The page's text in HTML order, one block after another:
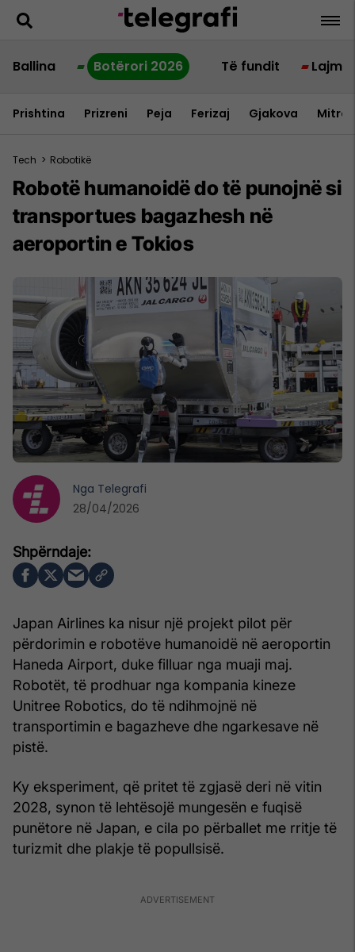
Ballina Botërori 2026 Të fundit Lajme
Prishtina Prizreni Peja Ferizaj Gjakova
Tech > Robotikë
Robotë humanoidë do të punojnë si
transportues bagazhesh në
aeroportin e Tokios
Japan Airlines ka nisur një projekt pilot për
përdorimin e robotëve humanoidë në aeroportin
Haneda Airport, duke filluar nga muaji maj.
Robotët, të prodhuar nga kompania kineze
Unitree Robotics, do të ndihmojnë në
transportimin e bagazheve dhe ngarkesave në
pistë.
Ky eksperiment, që pritet të zgjasë deri në vitin
2028, synon të lehtësojë mungesën e fuqisë
punëtore në Japan, e cila po përballet me rritje të
turizmit dhe plakje të popullsisë.
Nga Telegrafi
28/04/2026